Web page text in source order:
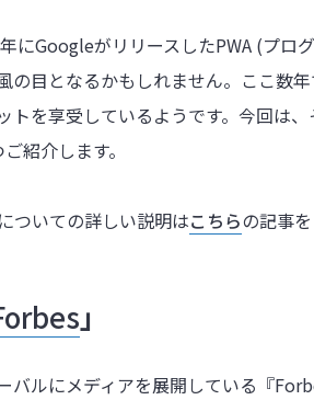
にGoogleがリリースしたPWA (プロ
の目となるかもしれません。ここ数
トを享受しているようです。今回は
紹介します。
ついての詳しい説明はこちらの記事
」
バルにメディアを展開している『